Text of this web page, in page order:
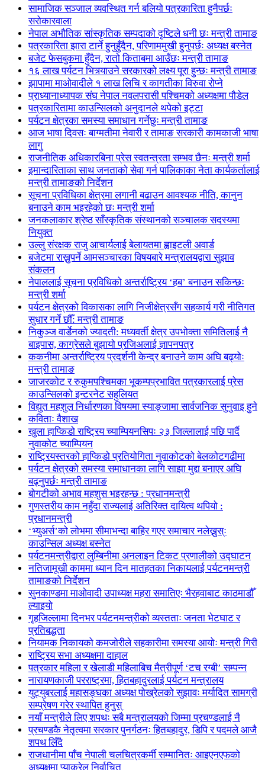
सामाजिक सञ्जाल व्यवस्थित गर्न बलियो पत्रकारिता हुनैपर्छः
सरोकारवाला
नेपाल अभौतिक सांस्कृतिक सम्पदाको दृष्टिले धनी छः मन्त्री तामाङ
पत्रकारिता झारा टार्ने हुनुहुँदैन, परिणाममुखी हुनुपर्छः अध्यक्ष बस्नेत
बजेट फेसबुकमा हुँदैन, रातो किताबमा आउँछः मन्त्री तामाङ
१६ लाख पर्यटन भित्र्याउने सरकारको लक्ष्य पूरा हुन्छः मन्त्री तामाङ
झापामा माओवादीले १ लाख लिचि र कागतीका विरुवा रोप्ने
प्राध्यानाध्यापक संघ नेपाल नवलपरासी पश्चिमको अध्यक्षमा पौडेल
पत्रकारितामा काउन्सिलको अनुदानले थपेको इट्टा
पर्यटन क्षेत्रका समस्या समाधान गर्नेछुः मन्त्री तामाङ
आज भाषा दिवसः बाग्मतीमा नेवारी र तामाङ सरकारी कामकाजी भाषा
लागु
राजनीतिक अधिकारबिना प्रेस स्वतन्त्रता सम्भव छैनः मन्त्री शर्मा
इमान्दारिताका साथ जनताकाे सेवा गर्न पालिकाका नेता कार्यकर्तालाई
मन्त्री तामाङको निर्देशन
सूचना प्रविधिका क्षेत्रमा लगानी बढाउन आवश्यक नीति, कानुन
बनाउने काम भइरहेको छः मन्त्री शर्मा
जनकलाकार श्रेष्ठ साँस्कृतिक संस्थानको सञ्चालक सदस्यमा
नियुक्त
उल्लु संरक्षक राजु आचार्यलाई बेलायतमा ह्वाइटली अवार्ड
बजेटमा राख्नुपर्ने आमसञ्चारका विषयबारे मन्त्रालयद्वारा सुझाव
संकलन
नेपाललाई सूचना प्रविधिको अन्तर्राष्ट्रिय ‘हब’ बनाउन सकिन्छः
मन्त्री शर्मा
पर्यटन क्षेत्रको विकासका लागि निजीक्षेत्रसँग सहकार्य गरी नीतिगत
सुधार गर्ने छौँ: मन्त्री तामाङ
निकुञ्ज वार्डेनको ज्यादती: मध्यवर्ती क्षेत्र उपभोक्ता समितिलाई नै
बाइपास, काग्रेसले बुझायो प्रजिअलाई ज्ञापनपत्र
ककनीमा अन्तर्राष्ट्रिय प्रदर्शनी केन्द्र बनाउने काम अघि बढ्योः
मन्त्री तामाङ
जाजरकोट र रुकुमपश्चिमका भूकम्पप्रभावित पत्रकारलाई प्रेस
काउन्सिलको इन्टरनेट सहुलियत
विद्युत महशुल निर्धारणका विषयमा स्याङ्जामा सार्वजनिक सुनुवाइ हुने
कविताः वैशाख
खुला हाप्किडो राष्ट्रिय च्याम्पियनसिपः २३ जिल्लालाई पछि पार्दै
नुवाकोट च्याम्पियन
राष्ट्रियस्तरको हाप्किडो प्रतियोगिता नुवाकोटको बेलकोटगढीमा
पर्यटन क्षेत्रको समस्या समाधानका लागि साझा मुद्दा बनाएर अघि
बढ्नुपर्छः मन्त्री तामाङ
बोगटीको अभाव महशुस भइरहन्छ : प्रधानमन्त्री
गुणस्तरीय काम नहुँदा राज्यलाई अतिरिक्त दायित्व थपियो :
प्रधानमन्त्री
‘भ्युअर्स’को लोभमा सीमाभन्दा बाहिर गएर समाचार नलेख्नुस्ः
काउन्सिल अध्यक्ष बस्नेत
पर्यटनमन्त्रीद्वारा लुम्बिनीमा अनलाइन टिकट प्रणालीको उद्घाटन
नतिजामूखी काममा ध्यान दिन मातहतका निकायलाई पर्यटनमन्त्री
तामाङको निर्देशन
सुनकाण्डमा मा‌ओवादी उपाध्यक्ष महरा समातिएः भैरहवाबाट काठमाडौँ
ल्याइयो
गृहजिल्लामा दिनभर पर्यटनमन्त्रीको व्यस्तताः जनता भेटघाट र
प्रतिबद्धता
नियामक निकायको कमजोरीले सहकारीमा समस्या आयोः मन्त्री गिरी
राष्ट्रिय सभा अध्यक्षमा दाहाल
पत्रकार महिला र खेलाडी महिलाबिच मैत्रीपूर्ण ‘टच रग्बी’ सम्पन्न
नारायणकाजी परराष्ट्रमा, हितबहादुरलाई पर्यटन मन्त्रालय
युट्युबरलाई महासङ्घका अध्यक्ष पोख्रेलको सुझावः मर्यादित सामग्री
सम्प्रेषण गरेर स्थापित हुनुस्
नयाँ मन्त्रीले लिए शपथः सबै मन्त्रालयको जिम्मा प्रचण्डलाई नै
प्रचण्डकै नेतृत्वमा सरकार पुनर्गठनः हितबहादुर, डिपि र पदमले आजै
शपथ लिँदै
राजधानीमा पाँच नेपाली चलचित्रकर्मी सम्मानितः आइएनएफको
अध्यक्षमा प्याकुरेल निर्वाचित